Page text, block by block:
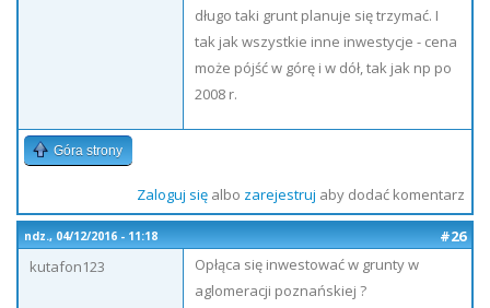
długo taki grunt planuje się trzymać. I
tak jak wszystkie inne inwestycje - cena
może pójść w górę i w dół, tak jak np po
2008 r.
Góra strony
Zaloguj sięalbo zarejestruj aby dodać komentarz
ndz., 04/12/2016 - 11:18
#26
kutafon123
Opłąca się inwestować w grunty w
aglomeracji poznańskiej ?